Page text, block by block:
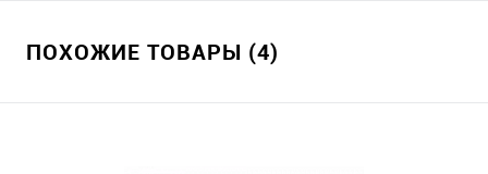
ПОХОЖИЕ ТОВАРЫ (4)